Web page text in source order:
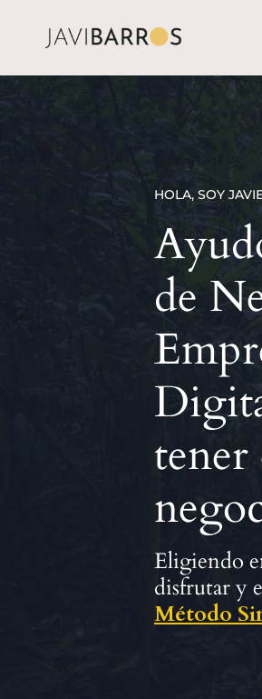
HOLA, SOY
de
Eligiendo
disfrutar y
Método